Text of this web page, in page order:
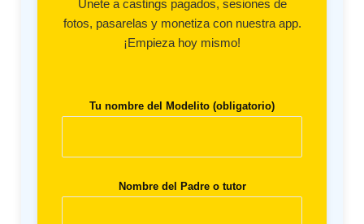
Únete a castings pagados, sesiones de
fotos, pasarelas y monetiza con nuestra app.
¡Empieza hoy mismo!
Tu nombre del Modelito (obligatorio)
Nombre del Padre o tutor